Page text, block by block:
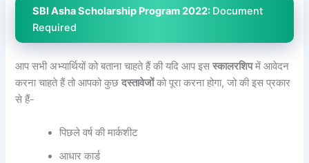
SBI Asha Scholarship Program 2022: Document
Required
आप सभी अभ्यार्थियों को बताना चाहते हैं की यदि आप इसस्कालरशिपमें आवेदन
करना चाहते हैं तो आपको कुछदस्तावेजोंको पूरा करना होगा, जो की इस प्रकार
से हैं-
पिछले वर्ष की मार्कशीट
आधार कार्ड